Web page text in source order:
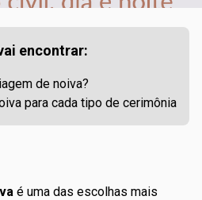
encontrar:
de noiva?
para cada tipo de cerimônia
é uma das escolhas mais